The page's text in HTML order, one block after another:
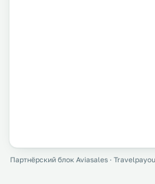
Партнёрский блок Aviasales ·